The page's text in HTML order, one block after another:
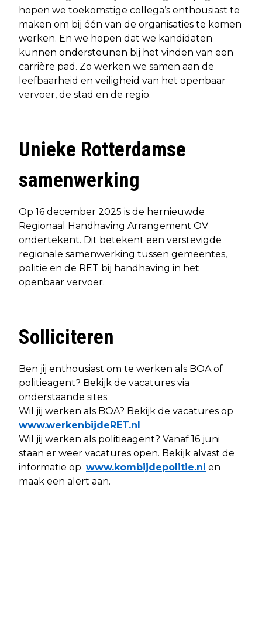
hopen we toekomstige collega’s enthousiast te
maken om bij één van de organisaties te komen
werken. En we hopen dat we kandidaten
kunnen ondersteunen bij het vinden van een
carrière pad. Zo werken we samen aan de
leefbaarheid en veiligheid van het openbaar
vervoer, de stad en de regio.
Unieke Rotterdamse
samenwerking
Op 16 december 2025 is de hernieuwde
Regionaal Handhaving Arrangement OV
ondertekent. Dit betekent een verstevigde
regionale samenwerking tussen gemeentes,
politie en de RET bij handhaving in het
openbaar vervoer.
Solliciteren
Ben jij enthousiast om te werken als BOA of
politieagent? Bekijk de vacatures via
onderstaande sites.
Wil jij werken als BOA? Bekijk de vacatures op
www.werkenbijdeRET.nl
Wil jij werken als politieagent? Vanaf 16 juni
staan er weer vacatures open. Bekijk alvast de
informatie op www.kombijdepolitie.nl en
maak een alert aan.